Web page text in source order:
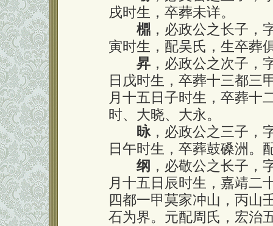
戌时生，卒葬未详。
檙 ，必政公之长子，
寅时生，配吴氏，生卒葬
昇 ，必政公之次子，
日戊时生，卒葬十三都三
月十五日子时生，卒葬十
时、大晓、大永。
昹，必政公之三子，
日午时生，卒葬鼓磉洲。
纲 ，必敬公之长子，
月十五日辰时生，嘉靖二
四都一甲莫家冲山，丙山
石为界。元配周氏，宏治